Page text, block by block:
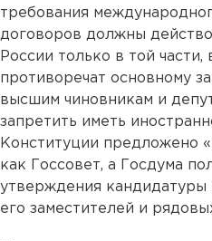
требования
договоров должны
России только в той
противоречат основному
высшим чиновникам и
запретить иметь
Конституции предложено
как Госсовет, а Госдума
утверждения кандидатуры
его заместителей и